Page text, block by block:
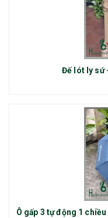
Đế lót ly sứ
Ô gấp 3 tự động 1